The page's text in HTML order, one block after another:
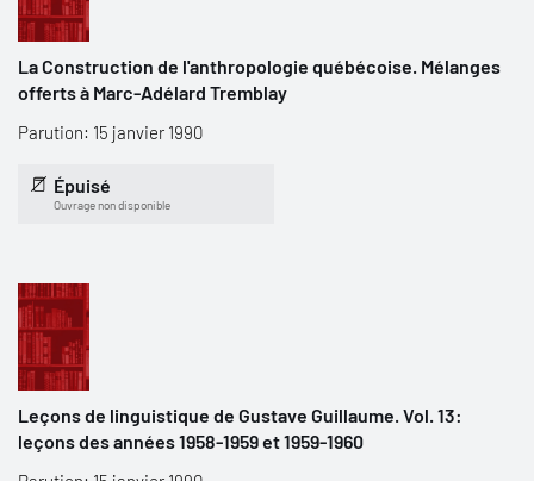
La Construction de l'anthropologie québécoise. Mélanges
offerts à Marc-Adélard Tremblay
Parution: 15 janvier 1990
Épuisé
Ouvrage non disponible
Leçons de linguistique de Gustave Guillaume. Vol. 13:
leçons des années 1958-1959 et 1959-1960